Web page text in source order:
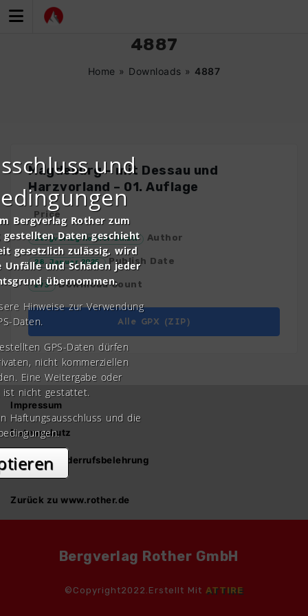
Inhalt
4887
Home » Downloads » 4887
Magdeburg – mit Dessau und
Harzvorland – 01. Auflage
Price
Bergverlag Rother GmbH Author
28. Januar 2025 Publish Date
273 Download Count
Alle GPX (ZIP)
Impressum
Datenschutz
AGB und Widerrufsbelehrung
Zurück zu www.rother.de
Bergverlag Rother GmbH
©Copyright2022.Erstellt Mit ATTIRE
und
Bergverlag Rother zum
Daten geschieht
gesetzlich zulässig, wird
und Schäden jeder
übernommen.
Hinweise zur Verwendung
Daten.
GPS-Daten dürfen
nicht kommerziellen
Eine Weitergabe oder
ist nicht gestattet.
Haftungsausschluss und die